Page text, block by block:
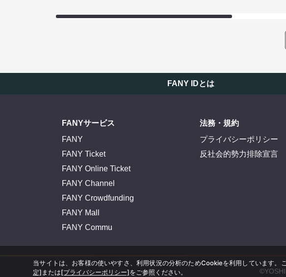
FANY IDとは
FANYサービス
FANY
FANY Ticket
FANY Online Ticket
FANY Channel
FANY Crowdfunding
FANY Mall
FANY Commu
法務・規約
プライバシーポリシー
反社会的勢力排除宣言
当サイトは、お客様の使いやすさ、利用状況の分析のためCookieを利用しています
定] または[プライバシーポリシー]をご参照ください。